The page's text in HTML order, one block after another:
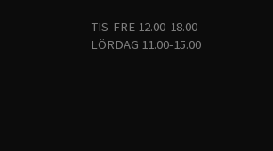
TIS-FRE 12.00-18.00
LÖRDAG 11.00-15.00